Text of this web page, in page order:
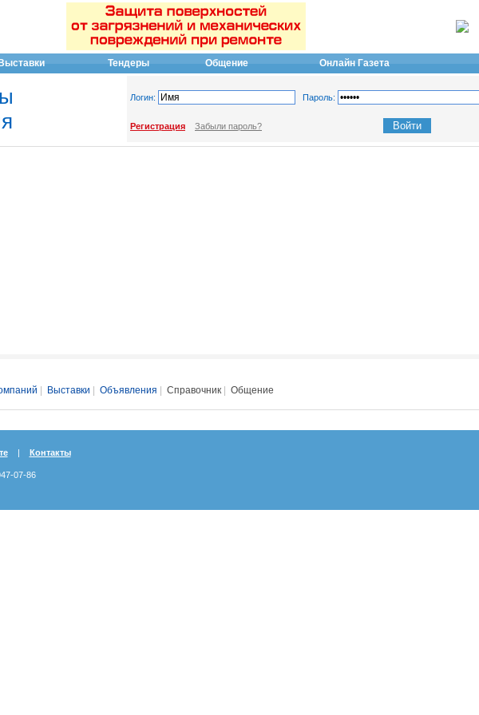
Выставки Тендеры Общение Онлайн Газета
Логин: Пароль:
Регистрация Забыли пароль?
Выставки Объявления Справочник Общение
| Контакты
07-86